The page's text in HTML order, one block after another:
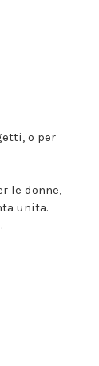
o per
le donne,
unita.